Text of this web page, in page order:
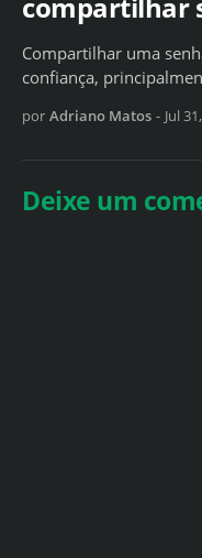
compartilhar
Compartilhar uma
confiança,
por Adriano Matos - Jul
Deixe um